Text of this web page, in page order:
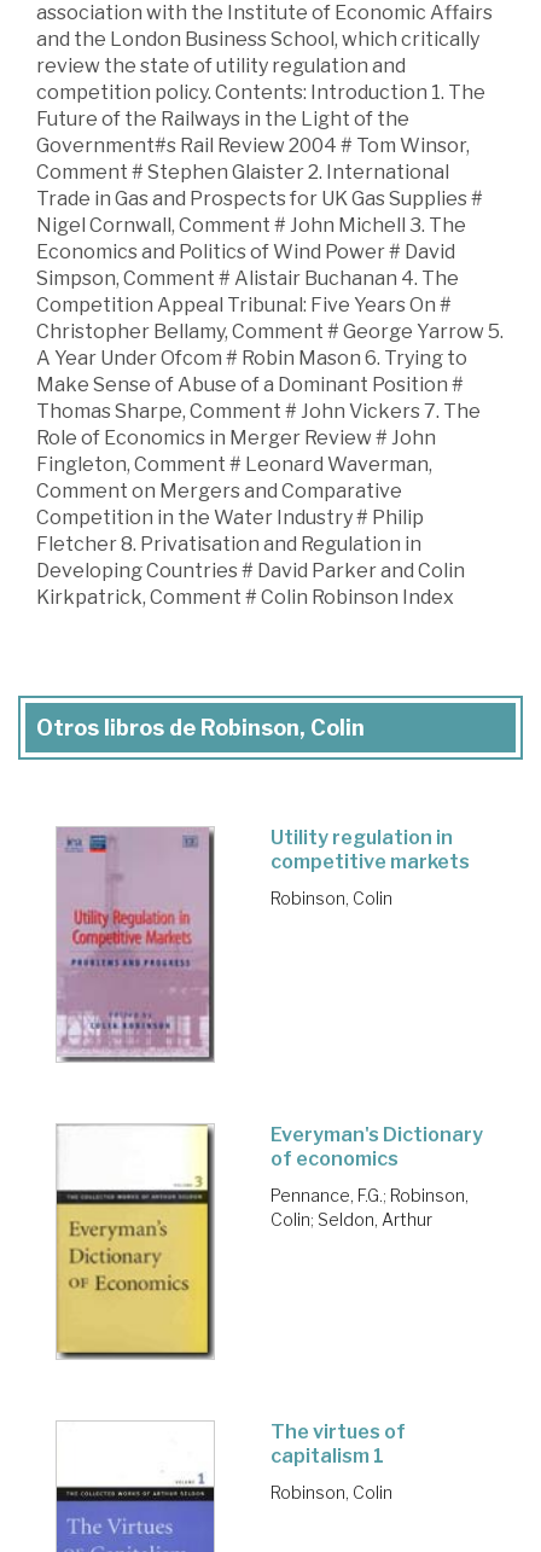
association with the Institute of Economic Affairs
and the London Business School, which critically
review the state of utility regulation and
competition policy. Contents: Introduction 1. The
Future of the Railways in the Light of the
Government#s Rail Review 2004 # Tom Winsor,
Comment # Stephen Glaister 2. International
Trade in Gas and Prospects for UK Gas Supplies #
Nigel Cornwall, Comment # John Michell 3. The
Economics and Politics of Wind Power # David
Simpson, Comment # Alistair Buchanan 4. The
Competition Appeal Tribunal: Five Years On #
Christopher Bellamy, Comment # George Yarrow 5.
A Year Under Ofcom # Robin Mason 6. Trying to
Make Sense of Abuse of a Dominant Position #
Thomas Sharpe, Comment # John Vickers 7. The
Role of Economics in Merger Review # John
Fingleton, Comment # Leonard Waverman,
Comment on Mergers and Comparative
Competition in the Water Industry # Philip
Fletcher 8. Privatisation and Regulation in
Developing Countries # David Parker and Colin
Kirkpatrick, Comment # Colin Robinson Index
Otros libros de Robinson, Colin
Utility regulation in
competitive markets
Robinson, Colin
Everyman's Dictionary
of economics
Pennance, F.G.; Robinson,
Colin; Seldon, Arthur
The virtues of
capitalism 1
Robinson, Colin